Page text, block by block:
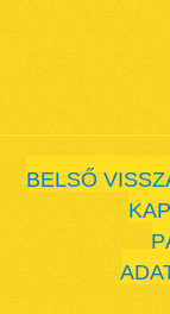
BELSŐ